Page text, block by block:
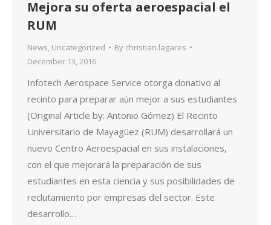
Mejora su oferta aeroespacial el
RUM
News, Uncategorized By christian.lagares
December 13, 2016
Infotech Aerospace Service otorga donativo al
recinto para preparar aún mejor a sus estudiantes
(Original Article by: Antonio Gómez) El Recinto
Universitario de Mayagüez (RUM) desarrollará un
nuevo Centro Aeroespacial en sus instalaciones,
con el que mejorará la preparación de sus
estudiantes en esta ciencia y sus posibilidades de
reclutamiento por empresas del sector. Este
desarrollo…